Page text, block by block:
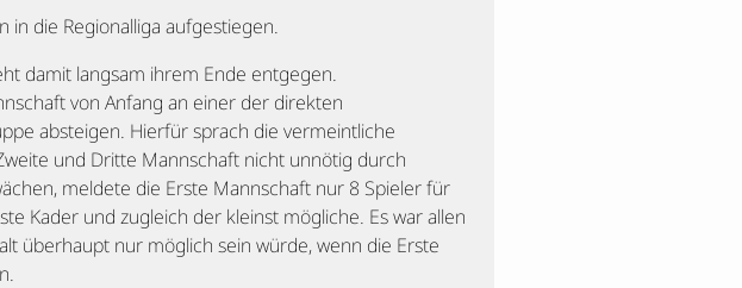
in die Regionalliga aufgestiegen.
damit langsam ihrem Ende entgegen.
von Anfang an einer der direkten
absteigen. Hierfür sprach die vermeintliche
und Dritte Mannschaft nicht unnötig durch
meldete die Erste Mannschaft nur 8 Spieler für
Kader und zugleich der kleinst mögliche. Es war allen
überhaupt nur möglich sein würde, wenn die Erste